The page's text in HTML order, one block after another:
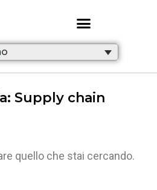
Supply chain
quello che stai cercando.